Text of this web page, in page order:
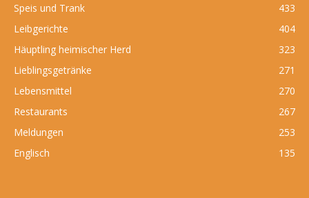
Speis und Trank
433
Leibgerichte
404
Häuptling heimischer Herd
323
Lieblingsgetränke
271
Lebensmittel
270
Restaurants
267
Meldungen
253
Englisch
135